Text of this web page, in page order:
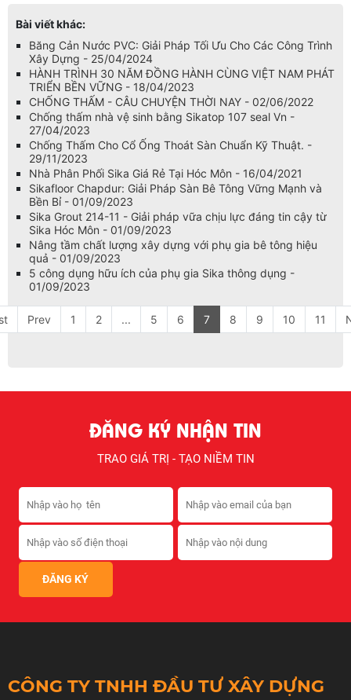
Bài viết khác:
Băng Cản Nước PVC: Giải Pháp Tối Ưu Cho Các Công Trình
Xây Dựng - 25/04/2024
HÀNH TRÌNH 30 NĂM ĐỒNG HÀNH CÙNG VIỆT NAM PHÁT
TRIỂN BỀN VỮNG - 18/04/2023
CHỐNG THẤM - CÂU CHUYỆN THỜI NAY - 02/06/2022
Chống thấm nhà vệ sinh bằng Sikatop 107 seal Vn -
27/04/2023
Chống Thấm Cho Cổ Ống Thoát Sàn Chuẩn Kỹ Thuật. -
29/11/2023
Nhà Phân Phối Sika Giá Rẻ Tại Hóc Môn - 16/04/2021
Sikafloor Chapdur: Giải Pháp Sàn Bê Tông Vững Mạnh và
Bền Bỉ - 01/09/2023
Sika Grout 214-11 - Giải pháp vữa chịu lực đáng tin cậy từ
Sika Hóc Môn - 01/09/2023
Nâng tầm chất lượng xây dựng với phụ gia bê tông hiệu
quả - 01/09/2023
5 công dụng hữu ích của phụ gia Sika thông dụng -
01/09/2023
Prev 1 2 ... 5 6 7 8 9 10 11
ĐĂNG KÝ NHẬN TIN
TRAO GIÁ TRỊ - TẠO NIỀM TIN
CÔNG TY TNHH ĐẦU TƯ XÂY DỰNG